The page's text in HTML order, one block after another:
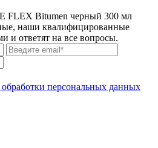
FLEX Bitumen черный 300 мл
наши квалифицированные
и ответят на все вопросы.
персональных данных